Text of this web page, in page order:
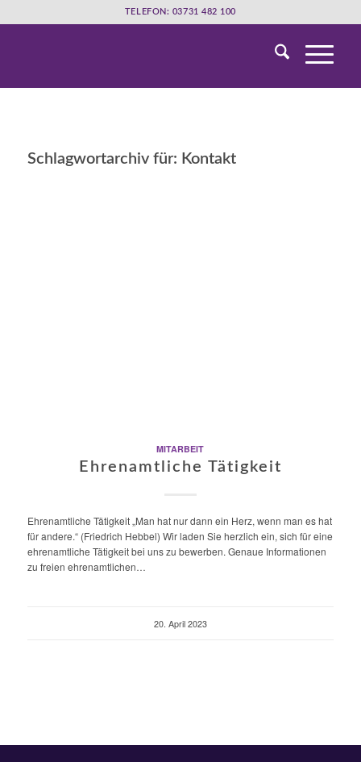
TELEFON: 03731 482 100
Schlagwortarchiv für: Kontakt
MITARBEIT
Ehrenamtliche Tätigkeit
Ehrenamtliche Tätigkeit „Man hat nur dann ein Herz, wenn man es hat
für andere.“ (Friedrich Hebbel) Wir laden Sie herzlich ein, sich für eine
ehrenamtliche Tätigkeit bei uns zu bewerben. Genaue Informationen
zu freien ehrenamtlichen…
20. April 2023